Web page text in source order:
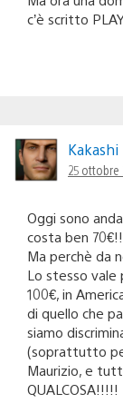
c’è scritto
Kakashi
25 ottobre
Oggi sono
costa ben
Ma perchè da
Lo stesso vale
100€, in
di quello che
siamo
(soprattutto
Maurizio, e
QUALCOSA!!!!!